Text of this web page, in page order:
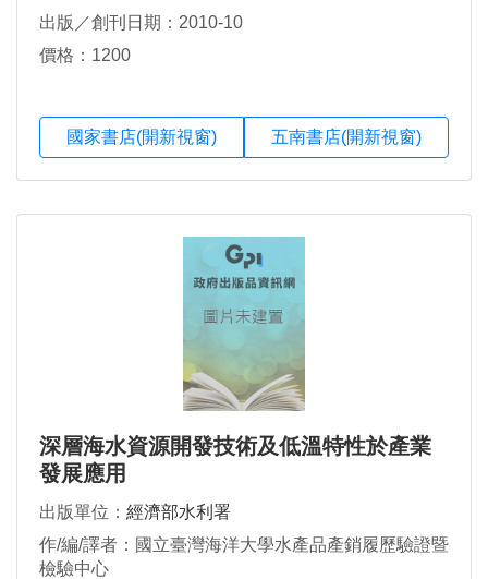
出版／創刊日期：2010-10
價格：1200
國家書店(開新視窗) 五南書店(開新視窗)
深層海水資源開發技術及低溫特性於產業
發展應用
出版單位： 經濟部水利署
作/編/譯者：國立臺灣海洋大學水產品產銷履歷驗證暨
檢驗中心